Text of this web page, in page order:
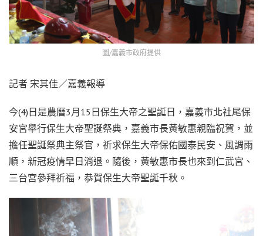
圖/嘉義市政府提供
記者 宋其佳／嘉義報導
今(4)日是農曆3月15日保生大帝之聖誕日，嘉義市北社尾保
安宮舉行保生大帝聖誕祭典，嘉義市長黃敏惠親臨祝賀，並
擔任聖誕祭典主祭官，祈求保生大帝保佑國泰民安、風調雨
順，新冠疫情早日消退。隨後，黃敏惠市長也來到仁武宮、
三台宮參拜祈福，恭賀保生大帝聖誕千秋。